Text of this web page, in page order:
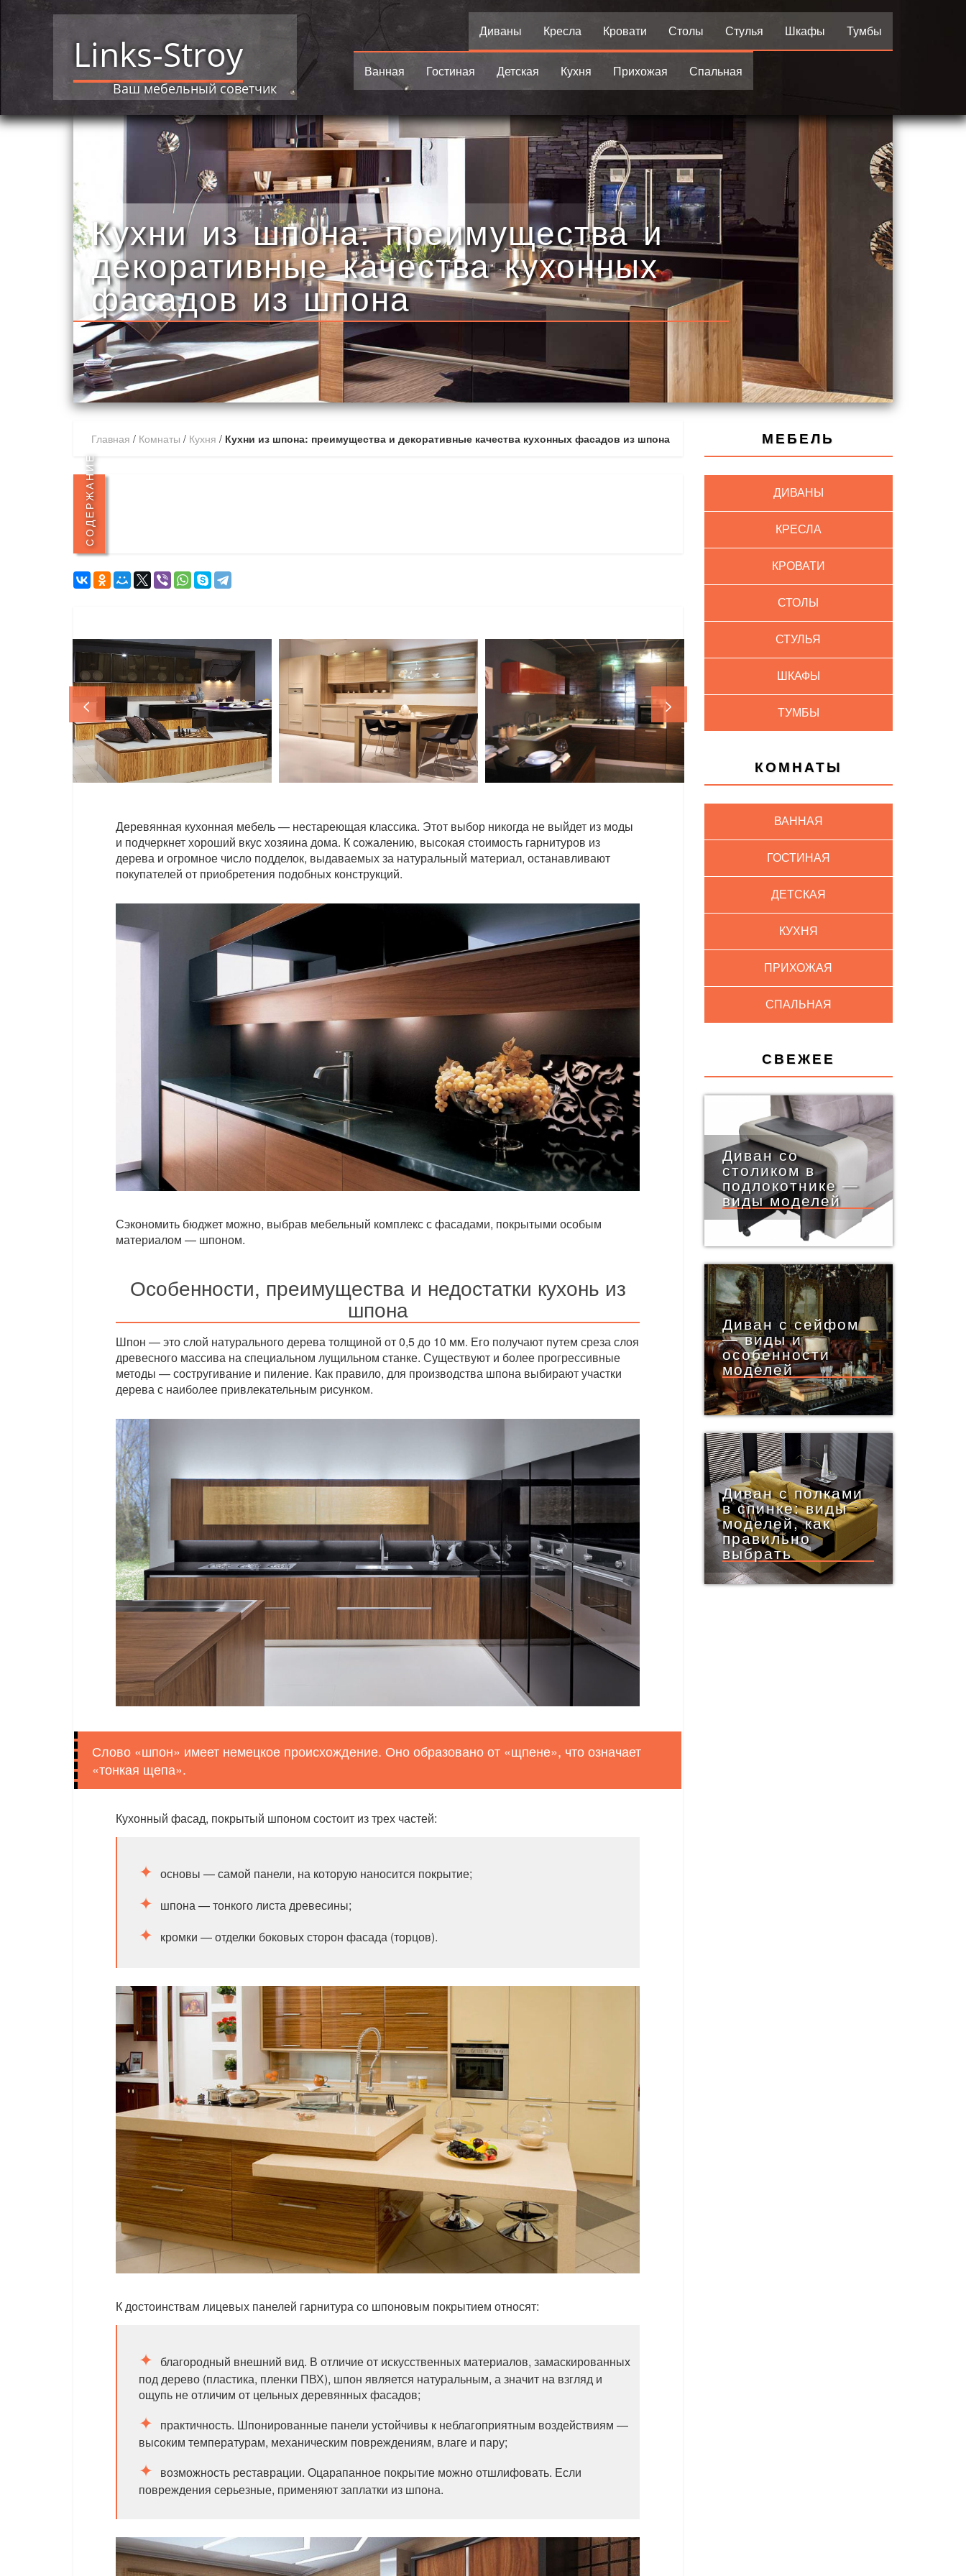
Links-Stroy
Ваш мебельный советчик
Диваны Кресла Кровати Столы Стулья Шкафы Тумбы
Ванная Гостиная Детская Кухня Прихожая Спальная
Кухни из шпона: преимущества и
декоративные качества кухонных
фасадов из шпона
Главная / Комнаты / Кухня / Кухни из шпона: преимущества и декоративные качества кухонных фасадов из шпона
СОДЕРЖАНИЕ
< >
Деревянная кухонная мебель — нестареющая классика. Этот выбор никогда не выйдет из моды
и подчеркнет хороший вкус хозяина дома. К сожалению, высокая стоимость гарнитуров из
дерева и огромное число подделок, выдаваемых за натуральный материал, останавливают
покупателей от приобретения подобных конструкций.
Сэкономить бюджет можно, выбрав мебельный комплекс с фасадами, покрытыми особым
материалом — шпоном.
Особенности, преимущества и недостатки кухонь из
шпона
Шпон — это слой натурального дерева толщиной от 0,5 до 10 мм. Его получают путем среза слоя
древесного массива на специальном лущильном станке. Существуют и более прогрессивные
методы — состругивание и пиление. Как правило, для производства шпона выбирают участки
дерева с наиболее привлекательным рисунком.
Слово «шпон» имеет немецкое происхождение. Оно образовано от «щпене», что означает
«тонкая щепа».
Кухонный фасад, покрытый шпоном состоит из трех частей:
основы — самой панели, на которую наносится покрытие;
шпона — тонкого листа древесины;
кромки — отделки боковых сторон фасада (торцов).
К достоинствам лицевых панелей гарнитура со шпоновым покрытием относят:
благородный внешний вид. В отличие от искусственных материалов, замаскированных
под дерево (пластика, пленки ПВХ), шпон является натуральным, а значит на взгляд и
ощупь не отличим от цельных деревянных фасадов;
практичность. Шпонированные панели устойчивы к неблагоприятным воздействиям —
высоким температурам, механическим повреждениям, влаге и пару;
возможность реставрации. Оцарапанное покрытие можно отшлифовать. Если
повреждения серьезные, применяют заплатки из шпона.
МЕБЕЛЬ
ДИВАНЫ
КРЕСЛА
КРОВАТИ
СТОЛЫ
СТУЛЬЯ
ШКАФЫ
ТУМБЫ
КОМНАТЫ
ВАННАЯ
ГОСТИНАЯ
ДЕТСКАЯ
КУХНЯ
ПРИХОЖАЯ
СПАЛЬНАЯ
СВЕЖЕЕ
Диван со
столиком в
подлокотнике —
виды моделей
Диван с сейфом
— виды и
особенности
моделей
Диван с полками
в спинке: виды
моделей, как
правильно
выбрать